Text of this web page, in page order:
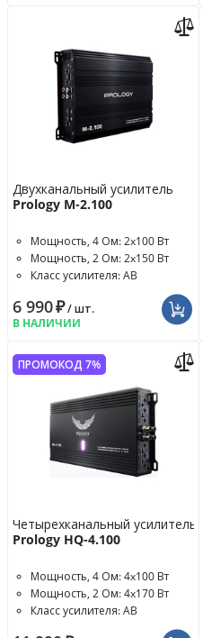
Двухканальный усилитель
Prology M-2.100
Мощность, 4 Ом: 2x100 Вт
Мощность, 2 Ом: 2x150 Вт
Класс усилителя: AB
6 990₽/ шт.
В НАЛИЧИИ
ПРОМОКОД 7%
Четырехканальный усилитель
Prology HQ-4.100
Мощность, 4 Ом: 4x100 Вт
Мощность, 2 Ом: 4x170 Вт
Класс усилителя: AB